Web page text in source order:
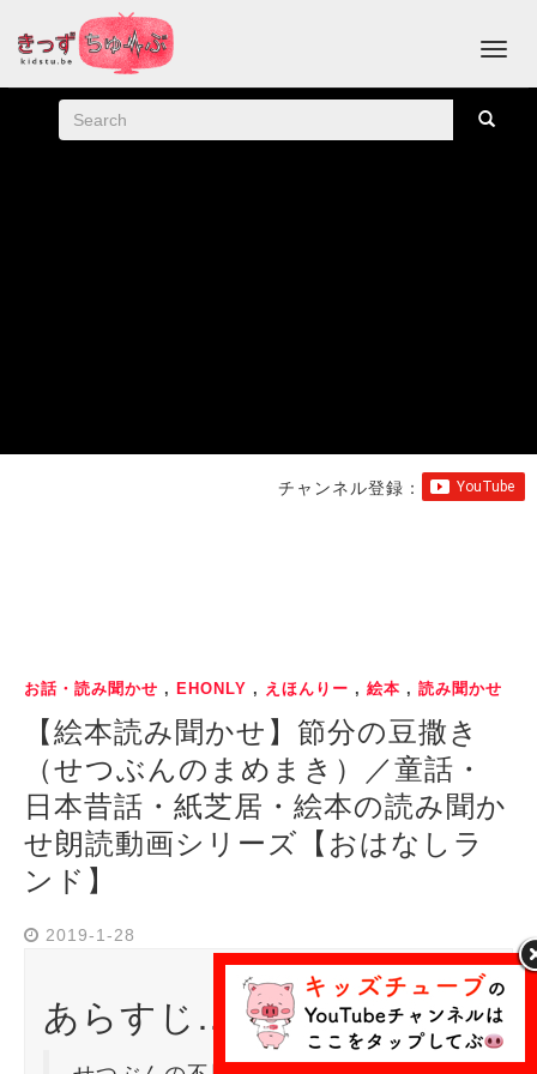
チャンネル登録：
お話・読み聞かせ , EHONLY , えほんりー , 絵本 , 読み聞かせ
【絵本読み聞かせ】節分の豆撒き
（せつぶんのまめまき）／童話・
日本昔話・紙芝居・絵本の読み聞か
せ朗読動画シリーズ【おはなしラ
ンド】
2019-1-28
あらすじ…